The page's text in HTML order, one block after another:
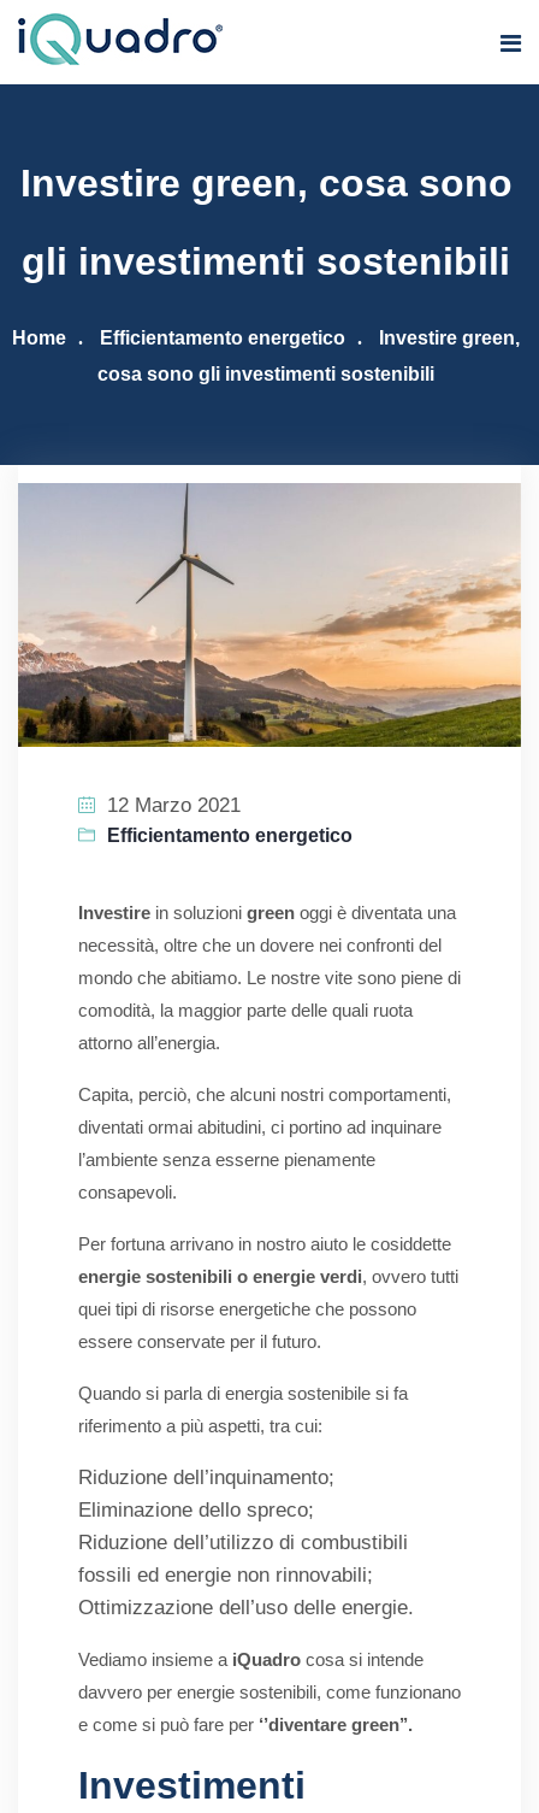
Investire green, cosa sono
gli investimenti sostenibili
Home Efficientamento energetico
Investire green,
cosa sono gli investimenti sostenibili
12 Marzo 2021
Efficientamento energetico
Investire in soluzioni green oggi è diventata una
necessità, oltre che un dovere nei confronti del
mondo che abitiamo. Le nostre vite sono piene di
comodità, la maggior parte delle quali ruota
attorno all’energia.
Capita, perciò, che alcuni nostri comportamenti,
diventati ormai abitudini, ci portino ad inquinare
l’ambiente senza esserne pienamente
consapevoli.
Per fortuna arrivano in nostro aiuto le cosiddette
energie sostenibili o energie verdi, ovvero tutti
quei tipi di risorse energetiche che possono
essere conservate per il futuro.
Quando si parla di energia sostenibile si fa
riferimento a più aspetti, tra cui:
Riduzione dell’inquinamento;
Eliminazione dello spreco;
Riduzione dell’utilizzo di combustibili
fossili ed energie non rinnovabili;
Ottimizzazione dell’uso delle energie.
Vediamo insieme a iQuadro cosa si intende
davvero per energie sostenibili, come funzionano
e come si può fare per ‘’diventare green’’.
Investimenti